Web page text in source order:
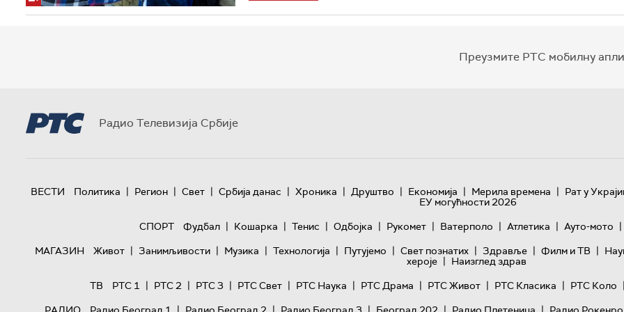
Преузмите РТС мобилну
Радио Телевизија Србије
ВЕСТИ Политика | Регион | Свет | Србија данас | Хроника | Друштво | Економија | Мерила времена | Рат у
ЕУ могућности 2026
СПОРТ
Фудбал | Кошарка | Тенис | Одбојка | Рукомет | Ватерполо | Атлетика | Ауто-мото |
МАГАЗИН Живот | Занимљивости | Музика | Технологијa | Путујемо | Свет познатих | Здравље | Филм и ТВ |
хероје | Наизглед здрав
ТВ
РТС 1 | РТС 2 | РТС 3 | РТС Свет | РТС Наука | РТС Драма | РТС Живот | РТС Класика | РТС Коло